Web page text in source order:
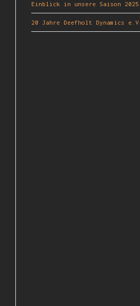
Einblick in unsere Saison 2025
20 Jahre Deefholt Dynamics e.V.